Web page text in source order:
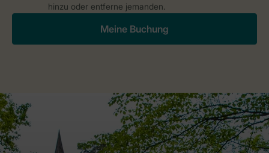
hinzu oder entferne jemanden.
Meine Buchung